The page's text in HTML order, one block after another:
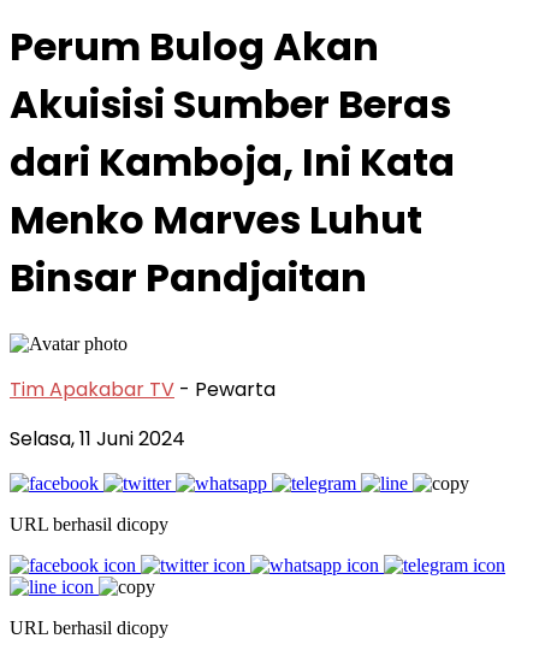
Perum Bulog Akan
Akuisisi Sumber Beras
dari Kamboja, Ini Kata
Menko Marves Luhut
Binsar Pandjaitan
Tim Apakabar TV - Pewarta
Selasa, 11 Juni 2024
URL berhasil dicopy
URL berhasil dicopy